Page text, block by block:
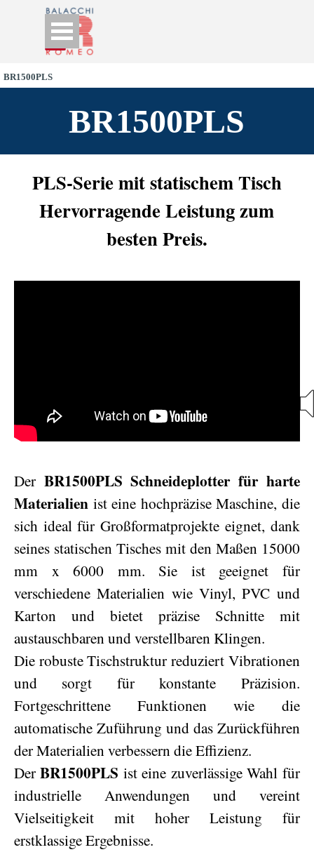
Go to content
Skip menu
BR1500PLS
BR1500PLS
PLS-Serie mit statischem Tisch
Hervorragende Leistung zum
besten Preis.
Der BR1500PLS Schneideplotter für harte
Materialien ist eine hochpräzise Maschine, die
sich ideal für Großformatprojekte eignet, dank
seines statischen Tisches mit den Maßen 15000
mm x 6000 mm. Sie ist geeignet für
verschiedene Materialien wie Vinyl, PVC und
Karton und bietet präzise Schnitte mit
austauschbaren und verstellbaren Klingen.
Die robuste Tischstruktur reduziert Vibrationen
und sorgt für konstante Präzision.
Fortgeschrittene Funktionen wie die
automatische Zuführung und das Zurückführen
der Materialien verbessern die Effizienz.
DerBR1500PLS ist eine zuverlässige Wahl für
industrielle Anwendungen und vereint
Vielseitigkeit mit hoher Leistung für
erstklassige Ergebnisse.